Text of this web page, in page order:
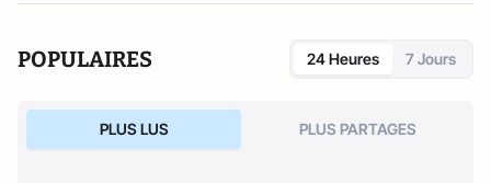
POPULAIRES 24 Heures 7 Jours
PLUS LUS PLUS PARTAGES